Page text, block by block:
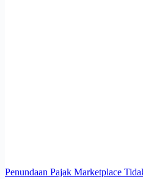
Penundaan Pajak Marketplace